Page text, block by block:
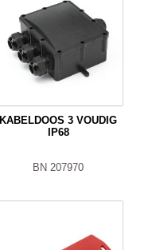
KABELDOOS 3 VOUDIG
IP68
BN 207970